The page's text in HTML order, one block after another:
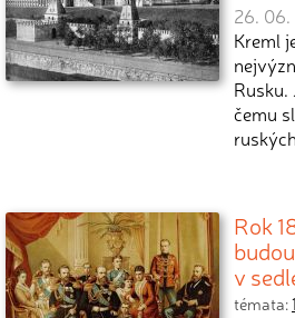
26. 06.
Kreml
Rusku.
čemu
Rok
v
témata: